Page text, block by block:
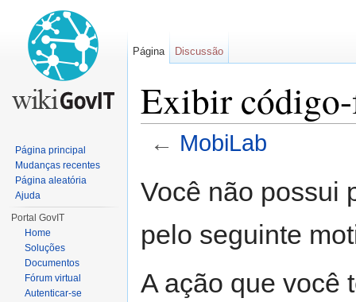
Exibir
← MobiLab
Você não possui
pelo seguinte
A ação que você
Página Discussão
Página principal
Mudanças recentes
Página aleatória
Ajuda
Portal GovIT
Home
Soluções
Documentos
Fórum virtual
Autenticar-se